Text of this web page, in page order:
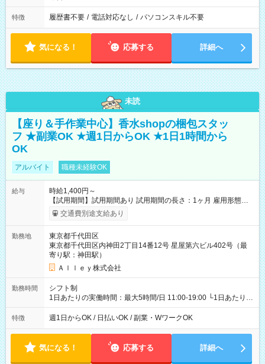
特徴 履歴書不要 / 電話対応なし / パソコンスキル不要
気になる！ 応募する 詳細へ
未読
【座り＆手作業中心】香水shopの梱包スタッ
フ ★副業OK ★週1日からOK ★1日1時間から
OK
アルバイト 職種未経験OK
給与
時給1,400円～
【試用期間】試用期間あり 試用期間の長さ：1ヶ月 雇用形態、
給与は本採用時と同じです。
交通費別途支給あり
勤務地
東京都千代田区
東京都千代田区内神田2丁目14番12号 星屋第六ビル402号（最
寄り駅：神田駅）
Ａｌｌｅｙ株式会社
勤務時間
シフト制
1日あたりの実働時間：最大5時間/日 11:00-19:00 └1日あたりの
実働時間：1-5時間 └上記の時間帯内であれば、いつでも勤務可
能！ └平日・土曜日の中で、お好きな曜日でご勤務いただけま
18:00 などのように、自由な働き方が可能なお仕事です！
特徴 週1日からOK / 日払いOK / 副業・WワークOK
気になる！ 応募する 詳細へ